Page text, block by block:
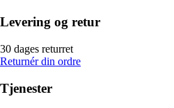
Levering og retur
30 dages returret
Returnér din ordre
Tjenester